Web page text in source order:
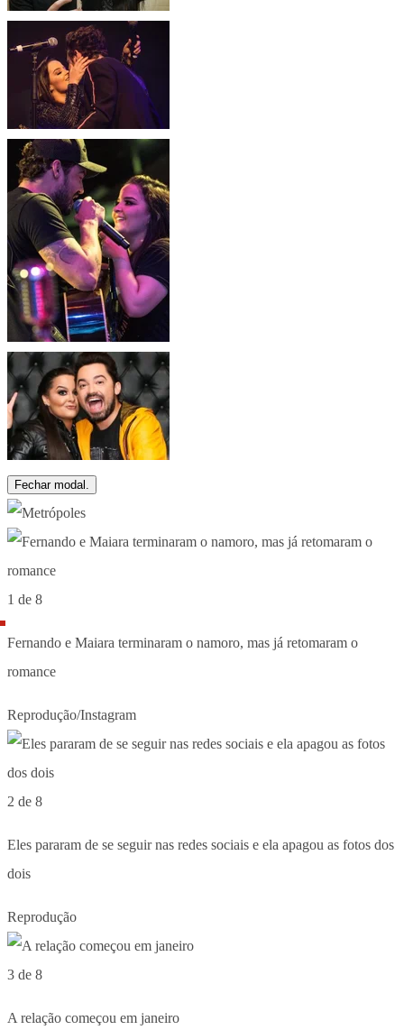
Fechar modal.
1 de 8
Fernando e Maiara terminaram o namoro, mas já retomaram o
romance
Reprodução/Instagram
2 de 8
Eles pararam de se seguir nas redes sociais e ela apagou as fotos dos
dois
Reprodução
3 de 8
A relação começou em janeiro